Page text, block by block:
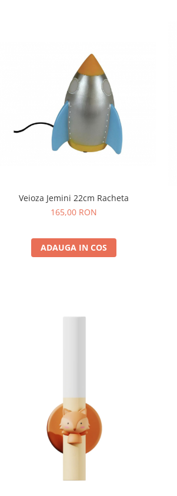
Veioza Jemini 22cm Racheta
165,00 RON
ADAUGA IN COS